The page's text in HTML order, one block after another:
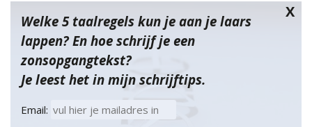
X
Welke 5 taalregels kun je aan je laars
lappen? En hoe schrijf je een
zonsopgangtekst?
Je leest het in mijn schrijftips.
Email: